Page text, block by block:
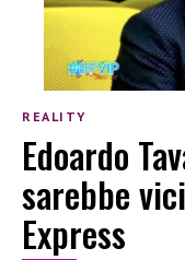
REALITY
Edoardo
sarebbe
Express